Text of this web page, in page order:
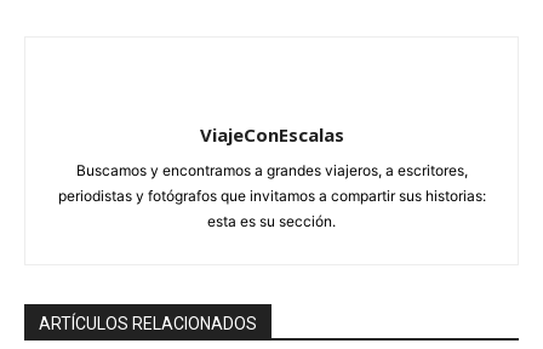
ViajeConEscalas
Buscamos y encontramos a grandes viajeros, a escritores,
periodistas y fotógrafos que invitamos a compartir sus historias:
esta es su sección.
ARTÍCULOS RELACIONADOS